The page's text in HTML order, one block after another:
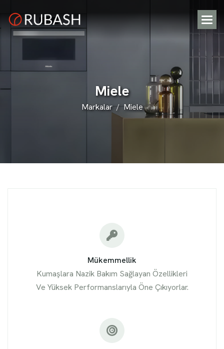
Miele
Markalar Miele
Mükemmellik
Kumaşlara Nazik Bakım Sağlayan Özellikleri
Ve Yüksek Performanslarıyla Öne Çıkıyorlar.